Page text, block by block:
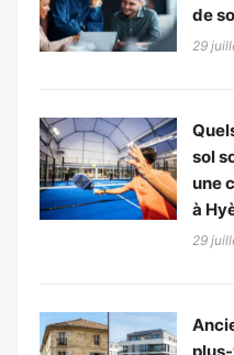
de
29
sol
une
à
29